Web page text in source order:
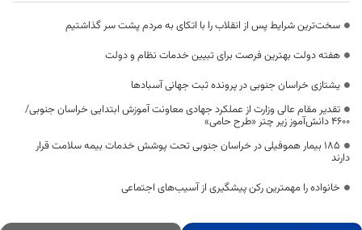
سخت‌ترین شرایط پس از انقلاب را با اتکای به مردم پشت سر گذاشتیم
هفته دولت بهترین فرصت برای تبیین خدمات نظام و دولت
یشتازی خراسان جنوبی در پرونده ثبت جهانی آسبادها
تقدیر مقام عالی وزارت از عملکرد جهادی معاونت آموزش ابتدایی خراسان جنوبی/
۴۶۰۰ دانش‌آموز زیر چتر «طرح حامی»
۱۸۵ بیمار هموفیلی در خراسان جنوبی تحت پوشش خدمات بیمه سلامت قرار
دارند
خانواده را مهمترین رکن پیشگیری از آسیب‌های اجتماعی